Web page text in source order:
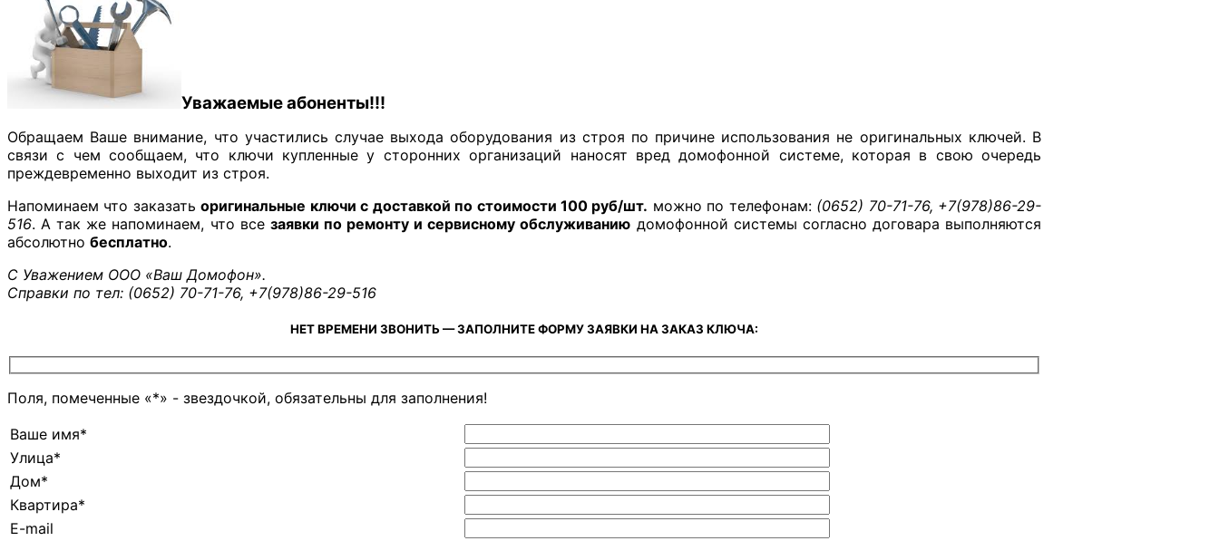
Уважаемые абоненты!!!
Обращаем Ваше внимание, что участились случае выхода оборудования из строя по причине использования не оригинальных ключей. В
связи с чем сообщаем, что ключи купленные у сторонних организаций наносят вред домофонной системе, которая в свою очередь
преждевременно выходит из строя.
Напоминаем что заказатьоригинальные ключи с доставкой по стоимости 100 руб/шт. можно по телефонам: (0652) 70-71-76, +7(978)86-29-
516. А так же напоминаем, что все заявки по ремонту и сервисному обслуживанию домофонной системы согласно договара выполняются
абсолютно бесплатно.
С Уважением ООО «Ваш Домофон».
Справки по тел: (0652) 70-71-76, +7(978)86-29-516
НЕТ ВРЕМЕНИ ЗВОНИТЬ — ЗАПОЛНИТЕ ФОРМУ ЗАЯВКИ НА ЗАКАЗ КЛЮЧА:
Поля, помеченные «*» - звездочкой, обязательны для заполнения!
Ваше имя*
Улица*
Дом*
Квартира*
E-mail